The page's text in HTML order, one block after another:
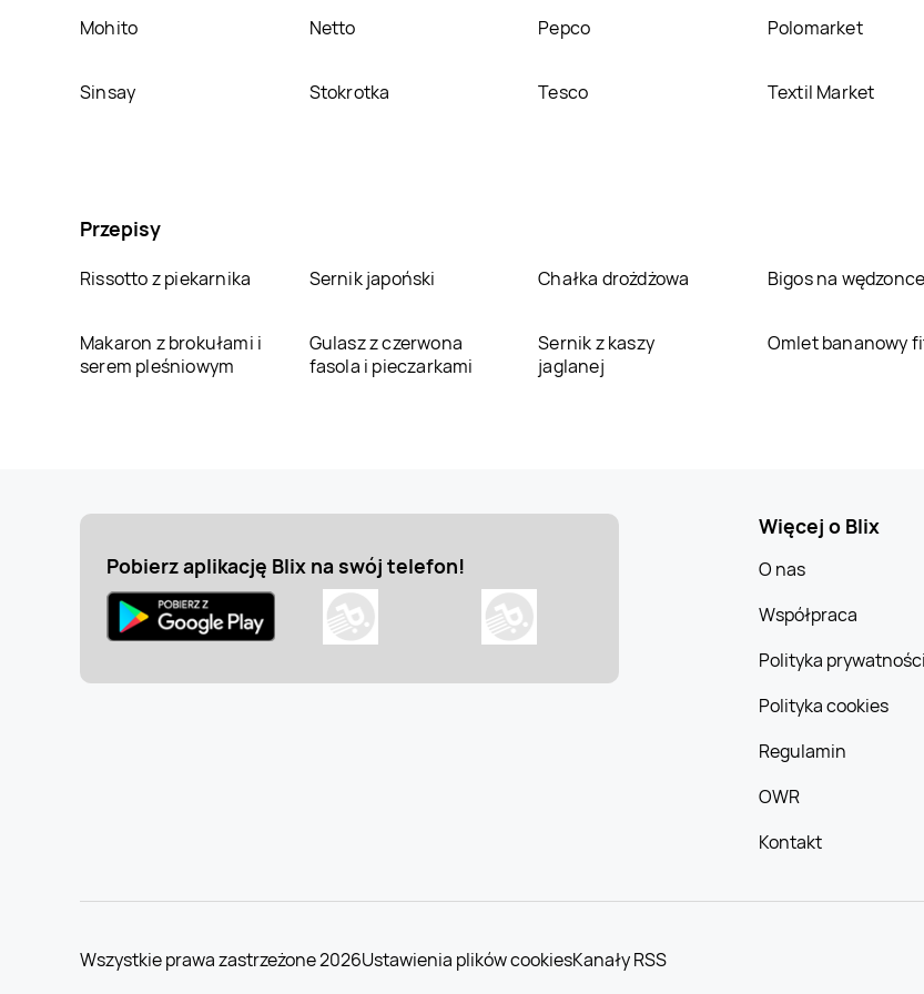
Mohito Netto Pepco Polomarket
Sinsay Stokrotka Tesco Textil Market
Przepisy
Rissotto z piekarnika Sernik japoński Chałka drożdżowa Bigos na wędzonce
Makaron z brokułami i
serem pleśniowym
Gulasz z czerwona
fasola i pieczarkami
Sernik z kaszy
jaglanej
Omlet bananowy
Pobierz aplikację Blix na swój telefon!
Więcej o Blix
O nas
Współpraca
Polityka prywatności
Polityka cookies
Regulamin
OWR
Kontakt
Wszystkie prawa zastrzeżone 2026Ustawienia plików cookiesKanały RSS